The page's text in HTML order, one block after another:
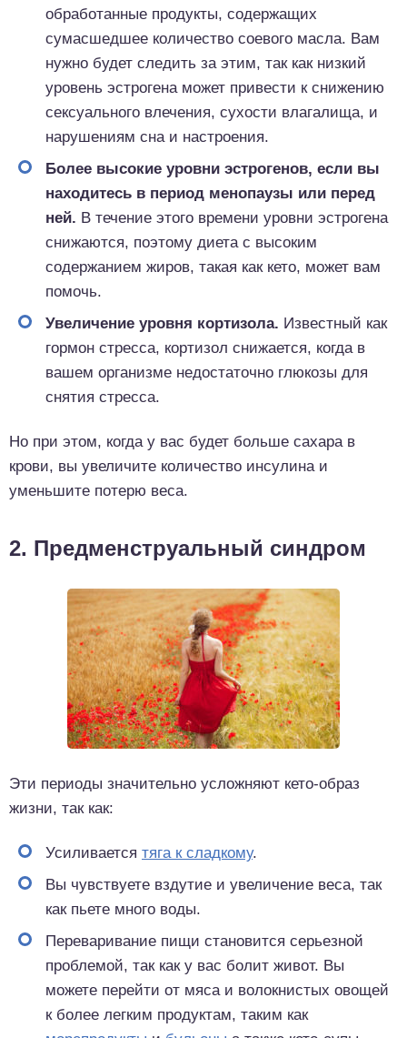
обработанные продукты, содержащих
сумасшедшее количество соевого масла. Вам
нужно будет следить за этим, так как низкий
уровень эстрогена может привести к снижению
сексуального влечения, сухости влагалища, и
нарушениям сна и настроения.
Более высокие уровни эстрогенов, если вы
находитесь в период менопаузы или перед
ней. В течение этого времени уровни эстрогена
снижаются, поэтому диета с высоким
содержанием жиров, такая как кето, может вам
помочь.
Увеличение уровня кортизола. Известный как
гормон стресса, кортизол снижается, когда в
вашем организме недостаточно глюкозы для
снятия стресса.
Но при этом, когда у вас будет больше сахара в
крови, вы увеличите количество инсулина и
уменьшите потерю веса.
2. Предменструальный синдром
Эти периоды значительно усложняют кето-образ
жизни, так как:
Усиливается тяга к сладкому.
Вы чувствуете вздутие и увеличение веса, так
как пьете много воды.
Переваривание пищи становится серьезной
проблемой, так как у вас болит живот. Вы
можете перейти от мяса и волокнистых овощей
к более легким продуктам, таким как